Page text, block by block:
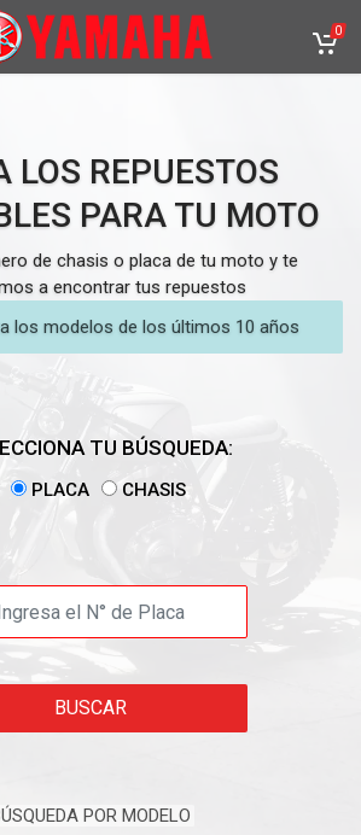
0
LOS REPUESTOS
PARA TU MOTO
de chasis o placa de tu moto y te
a encontrar tus repuestos
los modelos de los últimos 10 años
TU BÚSQUEDA:
PLACA CHASIS
BUSCAR
POR MODELO